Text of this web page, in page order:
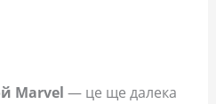
Marvel — це ще далека